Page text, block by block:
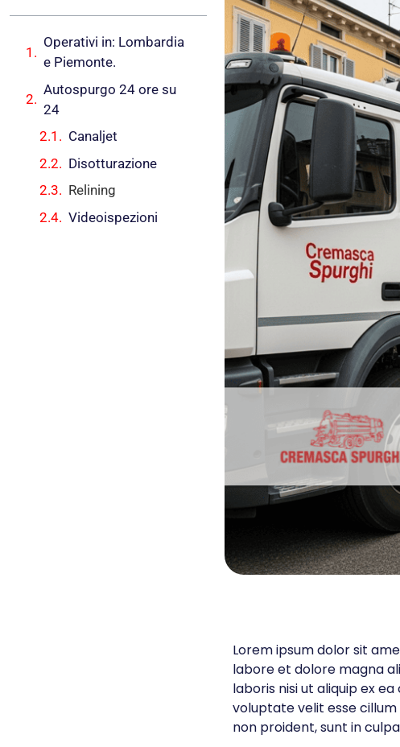
Operativi in: Lombardia
e Piemonte.
Autospurgo 24 ore su
24
Canaljet
Disotturazione
Relining
Videoispezioni
Lorem ipsum dolor sit
labore et dolore magna
laboris nisi ut aliquip ex
voluptate velit esse
non proident, sunt in